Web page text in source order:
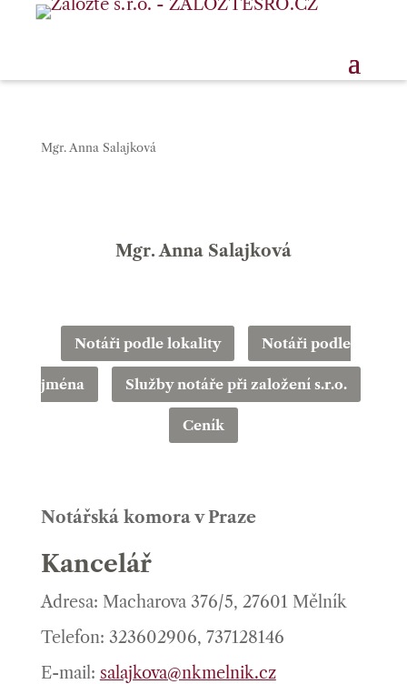
Mgr. Anna Salajková
Mgr. Anna Salajková
Notáři podle lokality Notáři podle
jména Služby notáře při založení s.r.o.
Ceník
Notářská komora v Praze
Kancelář
Adresa: Macharova 376/5, 27601 Mělník
Telefon: 323602906, 737128146
E-mail: salajkova@nkmelnik.cz